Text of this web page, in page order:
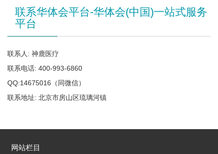
联系华体会平台-华体会(中国)一站式服务
平台
联系人: 神鹿医疗
联系电话: 400-993-6860
QQ:14675016（同微信）
联系地址: 北京市房山区琉璃河镇
网站栏目